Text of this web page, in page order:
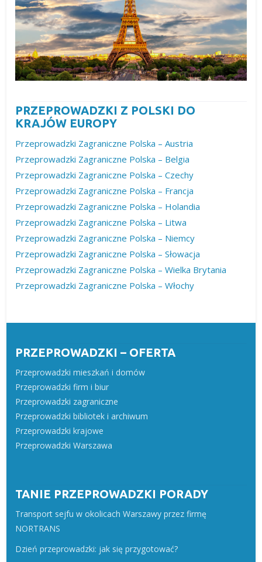
PRZEPROWADZKI Z POLSKI DO
KRAJÓW EUROPY
Przeprowadzki Zagraniczne Polska – Austria
Przeprowadzki Zagraniczne Polska – Belgia
Przeprowadzki Zagraniczne Polska – Czechy
Przeprowadzki Zagraniczne Polska – Francja
Przeprowadzki Zagraniczne Polska – Holandia
Przeprowadzki Zagraniczne Polska – Litwa
Przeprowadzki Zagraniczne Polska – Niemcy
Przeprowadzki Zagraniczne Polska – Słowacja
Przeprowadzki Zagraniczne Polska – Wielka Brytania
Przeprowadzki Zagraniczne Polska – Włochy
PRZEPROWADZKI – OFERTA
Przeprowadzki mieszkań i domów
Przeprowadzki firm i biur
Przeprowadzki zagraniczne
Przeprowadzki bibliotek i archiwum
Przeprowadzki krajowe
Przeprowadzki Warszawa
TANIE PRZEPROWADZKI PORADY
Transport sejfu w okolicach Warszawy przez firmę
NORTRANS
Dzień przeprowadzki: jak się przygotować?